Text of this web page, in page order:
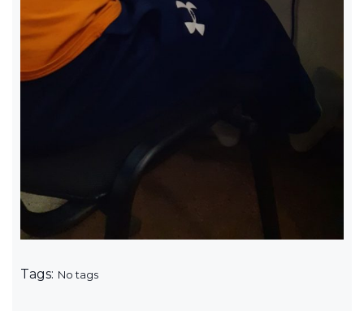
Tags: No tags